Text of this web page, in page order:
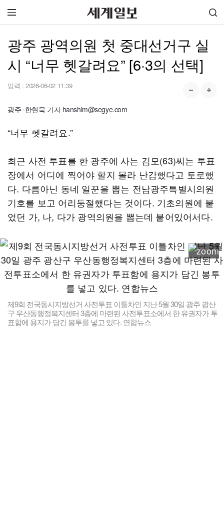
광주 광역의원 첫 중대선거구 실
시 “너무 헷갈려요” [6·3의 선택]
입력 : 2026-06-02 11:39
광주=한현묵 기자 hanshim@segye.com
“너무 헷갈려요.”
최근 사전 투표를 한 광주에 사는 김모(63)씨는 투표
장에서 어디에 찍어야 할지 몰라 난감했다고 토로했
다. 다름아닌 동네 일꾼을 뽑는 전남광주특별시의원
기호를 보고 어리둥절했다는 것이다. 기초의원에 붙
었던 가, 나, 다가 광역의원을 뽑는데 붙어있어서다.
제9회 전국동시지방선거 사전투표 이틀차인 지난 5월 30일 광주 광산
구 우산동행정복지센터 3층에 마련된 사전투표소에서 한 유권자가 투
표함에 용지가 담긴 봉투를 넣고 있다. 연합뉴스